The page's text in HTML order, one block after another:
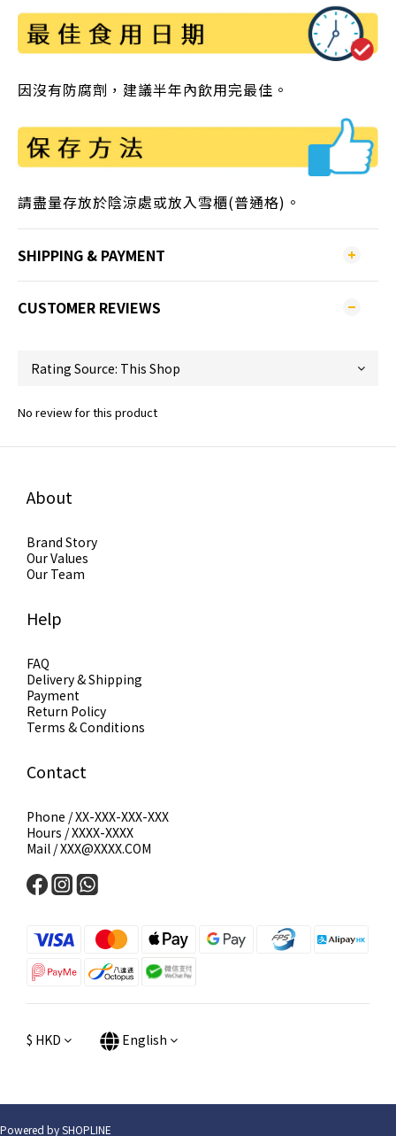
因沒有防腐劑，建議半年內飲用完最佳。
請盡量存放於陰涼處或放入雪櫃(普通格)。
SHIPPING & PAYMENT
CUSTOMER REVIEWS
No review for this product
About
Brand Story
Our Values
Our Team
Help
FAQ
Delivery & Shipping
Payment
Return Policy
Terms & Conditions
Contact
Phone / XX-XXX-XXX-XXX
Hours / XXXX-XXXX
Mail / XXX@XXXX.COM
$ HKD English
Powered by SHOPLINE